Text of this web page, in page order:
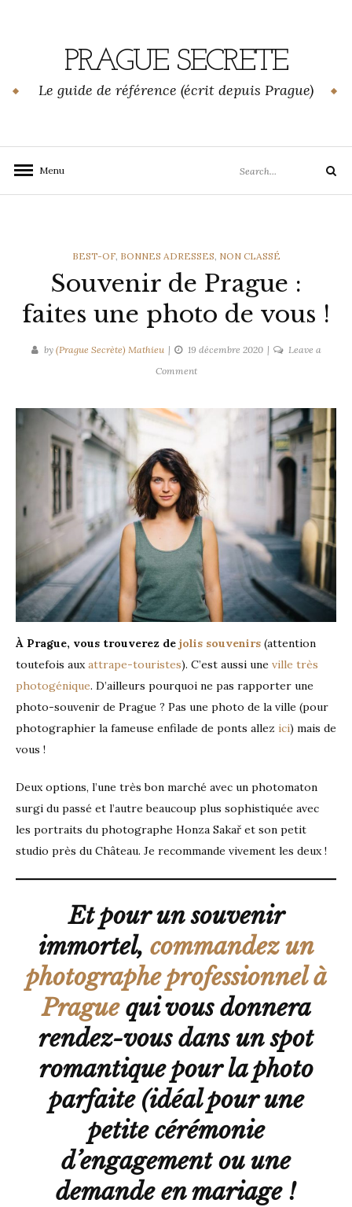
PRAGUE SECRETE
Le guide de référence (écrit depuis Prague)
Menu
for:
Search
CATEGORIES
BEST-OF, BONNES ADRESSES, NON CLASSÉ
Souvenir de Prague :
faites une photo de vous !
by (Prague Secrète) Mathieu 19 décembre 2020
Leave a
Commenton
une
photo
de
vous
!
À Prague, vous trouverez de jolis souvenirs (attention
toutefois auxattrape-touristes). C’est aussi une ville très
photogénique. D’ailleurs pourquoi ne pas rapporter une
photo-souvenir de Prague ? Pas une photo de la ville (pour
photographier la fameuse enfilade de ponts allez ici) mais de
vous !
Deux options, l’une très bon marché avec un photomaton
surgi du passé et l’autre beaucoup plus sophistiquée avec
les portraits du photographe Honza Sakař et son petit
studio près du Château. Je recommande vivement les deux !
Et pour un souvenir
immortel, commandez un
photographe professionnel à
Praguequi vous donnera
rendez-vous dans un spot
romantique pour la photo
parfaite (idéal pour une
petite cérémonie
d’engagement ou une
demande en mariage !